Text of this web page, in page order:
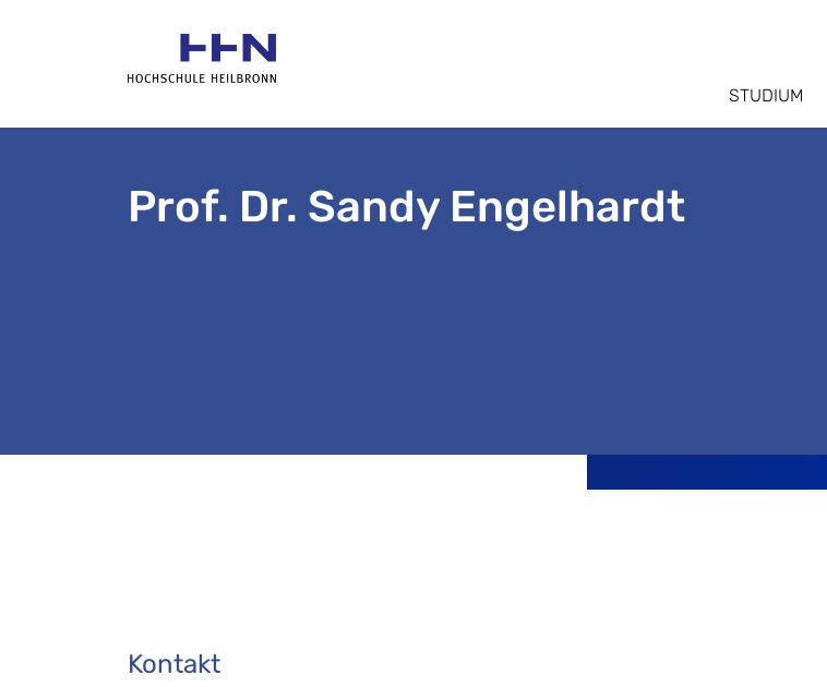
STUDIUM
Prof. Dr. Sandy Engelhardt
Kontakt